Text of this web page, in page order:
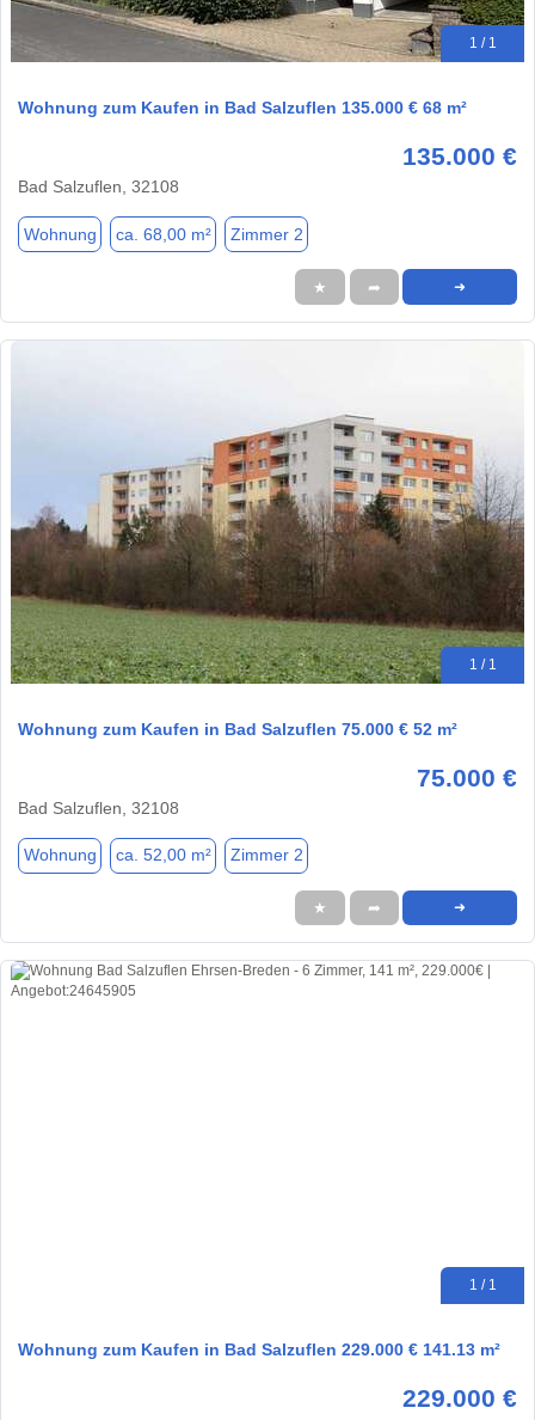
1 / 1
Wohnung zum Kaufen in Bad Salzuflen 135.000 € 68 m²
135.000 €
Bad Salzuflen, 32108
Wohnung ca. 68,00 m² Zimmer 2
★ ➦ ➜
1 / 1
Wohnung zum Kaufen in Bad Salzuflen 75.000 € 52 m²
75.000 €
Bad Salzuflen, 32108
Wohnung ca. 52,00 m² Zimmer 2
★ ➦ ➜
1 / 1
Wohnung zum Kaufen in Bad Salzuflen 229.000 € 141.13 m²
229.000 €